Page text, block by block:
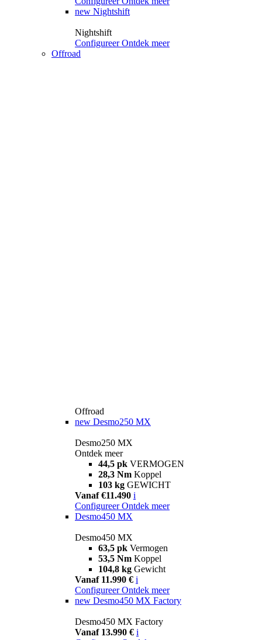
new Nightshift
Nightshift
Configureer Ontdek meer
Offroad
Offroad
new Desmo250 MX
Desmo250 MX
Ontdek meer
44,5 pk VERMOGEN
28,3 Nm Koppel
103 kg GEWICHT
Vanaf €11.490 i
Configureer Ontdek meer
Desmo450 MX
Desmo450 MX
63,5 pk Vermogen
53,5 Nm Koppel
104,8 kg Gewicht
Vanaf 11.990 € i
Configureer Ontdek meer
new Desmo450 MX Factory
Desmo450 MX Factory
Vanaf 13.990 € i